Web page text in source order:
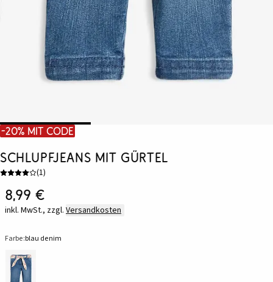
-20% mit Code
Schlupfjeans mit Gürtel
(1)
8,99 €
inkl. MwSt., zzgl. Versandkosten
Farbe:blau denim